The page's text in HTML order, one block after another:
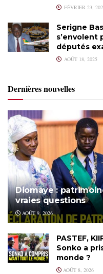
FÉVRIER 23,
Serigne
s’envolent
députés
AOÛT 18, 2025
Dernières nouvelles
Diomaye :
vraies questions
AOÛT 9, 2026
PASTEF,
Sonko a
monde ?
AOÛT 8, 2026